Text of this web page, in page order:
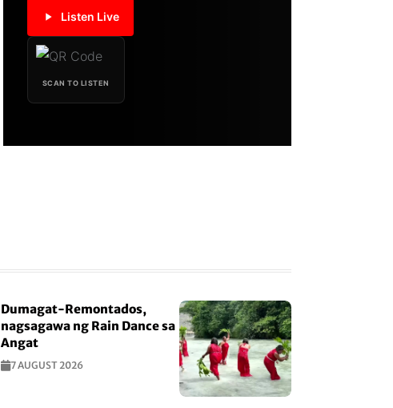
Listen Live
SCAN TO LISTEN
Dumagat-Remontados,
nagsagawa ng Rain Dance sa
Angat
7 AUGUST 2026